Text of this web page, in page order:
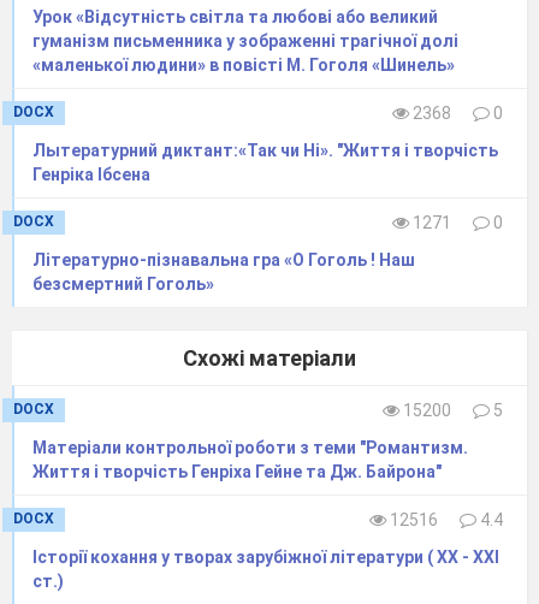
«зів'яв квітучий мій вінець». Вінець для
Пушкіна - це не тільки енергія молодості, що
б'є ключем, а й найважливіше для поета - його
муза, його вірші.
через
обставин. Так на
замість
прийшла осінь.
Пушкін використовує один і той же слово
другій строфі, і для створення образу
Це ще підсилює схожість між ліричним героєм
і листом. Перший раз слово вжито як
метафора, другий раз - в прямому сенсі.
Образ останнього листа - це символ стійкості і
внутрішньої сили, що дозволяє вижити там, де
інші вмирають.
Урок «Відсутність світла та любові або великий
гуманізм письменника у зображенні трагічної долі
«маленької людини» в повісті М. Гоголя «Шинель»
DOCX 2368
0
Лытературний диктант:«Так чи Ні». "Життя і творчість
Генріка Ібсена
DOCX 1271
0
Літературно-пізнавальна гра «О Гоголь ! Наш
безсмертний Гоголь»
Схожі матеріали
DOCX 15200
5
Матеріали контрольної роботи з теми "Романтизм.
Життя і творчість Генріха Гейне та Дж. Байрона"
DOCX 12516
4.4
Історії кохання у творах зарубіжної літератури ( ХХ - ХХІ
ст.)